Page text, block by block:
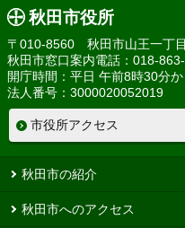
秋田市役所
〒010-8560 秋田市山王一丁
秋田市窓口案内電話：018-
開庁時間：平日 午前8時30分
法人番号：3000020052019
市役所アクセス
秋田市の紹介
秋田市へのアクセス